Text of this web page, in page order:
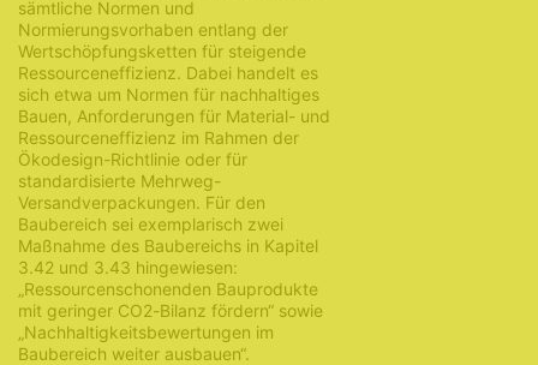
sämtliche Normen und
Normierungsvorhaben entlang der
Wertschöpfungsketten für steigende
Ressourceneffizienz. Dabei handelt es
sich etwa um Normen für nachhaltiges
Bauen, Anforderungen für Material- und
Ressourceneffizienz im Rahmen der
Ökodesign-Richtlinie oder für
standardisierte Mehrweg-
Versandverpackungen. Für den
Baubereich sei exemplarisch zwei
Maßnahme des Baubereichs in Kapitel
3.42 und 3.43 hingewiesen:
„Ressourcenschonenden Bauprodukte
mit geringer CO2-Bilanz fördern“ sowie
„Nachhaltigkeitsbewertungen im
Baubereich weiter ausbauen“.